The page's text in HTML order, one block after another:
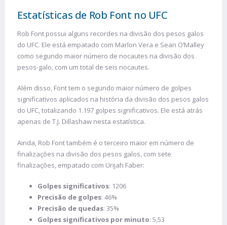
Estatísticas de Rob Font no UFC
Rob Font possui alguns recordes na divisão dos pesos galos
do UFC. Ele está empatado com Marlon Vera e Sean O’Malley
como segundo maior número de nocautes na divisão dos
pesos-galo, com um total de seis nocautes.
Além disso, Font tem o segundo maior número de golpes
significativos aplicados na história da divisão dos pesos galos
do UFC, totalizando 1.197 golpes significativos. Ele está atrás
apenas de T.J. Dillashaw nesta estatística.
Ainda, Rob Font também é o terceiro maior em número de
finalizações na divisão dos pesos galos, com sete
finalizações, empatado com Urijah Faber:
Golpes significativos: 1206
Precisão de golpes: 46%
Precisão de quedas: 35%
Golpes significativos por minuto: 5,53